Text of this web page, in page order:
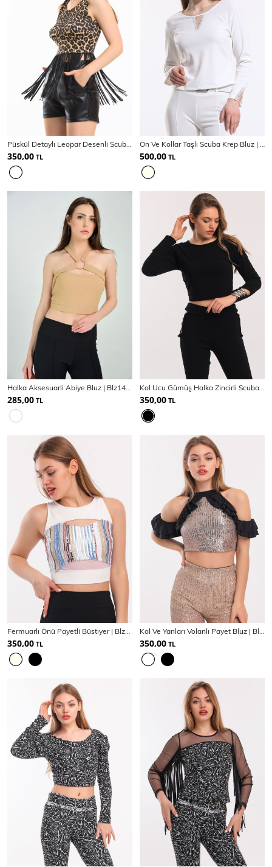
Püskül Detaylı Leopar Desenli Scuba Bluz | Bus33913
350,00 TL
Ön Ve Kollar Taşlı Scuba Krep Bluz | Blz34186
500,00 TL
Halka Aksesuarli Abiye Bluz | Blz14719
285,00 TL
Kol Ucu Gümüş Halka Zincirli Scuba Krep Bluz
350,00 TL
Fermuarlı Önü Payetli Büstiyer | Blz32119
350,00 TL
Kol Ve Yanları Volanlı Payet Bluz | Blz32229
350,00 TL